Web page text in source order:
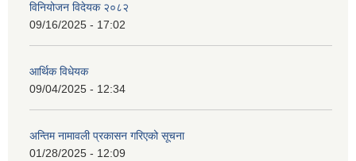
विनियोजन विदेयक २०८२
09/16/2025 - 17:02
आर्थिक विधेयक
09/04/2025 - 12:34
अन्तिम नामावली प्रकासन गरिएको सूचना
01/28/2025 - 12:09